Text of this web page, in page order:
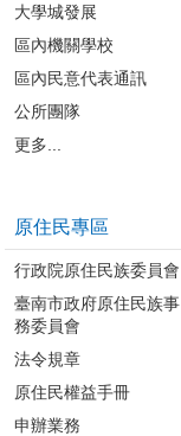
大學城發展
區內機關學校
區內民意代表通訊
公所團隊
更多...
原住民專區
行政院原住民族委員會
臺南市政府原住民族事
務委員會
法令規章
原住民權益手冊
申辦業務